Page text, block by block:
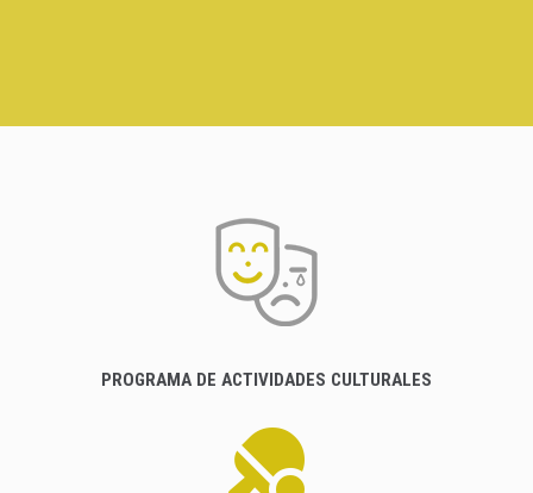
PROGRAMA DE ACTIVIDADES CULTURALES